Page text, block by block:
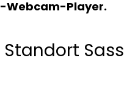
Webcam-Player.
Standort